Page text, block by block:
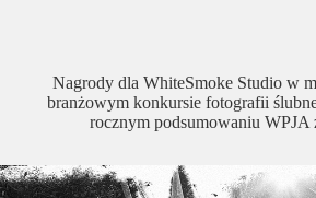
Nagrody dla WhiteSmoke Studio w
branżowym konkursie fotografii
rocznym podsumowaniu WPJA